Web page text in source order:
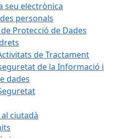
seu electrònica
personals
Protecció de Dades
de Tractament
de la Informació i
dades
ciutadà